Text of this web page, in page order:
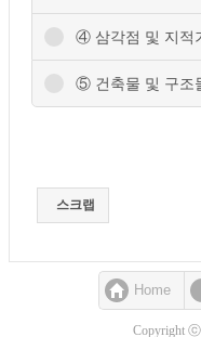
④ 삼각점 및 지적
⑤ 건축물 및 구조
스크랩
Home
Copyright ⓒ